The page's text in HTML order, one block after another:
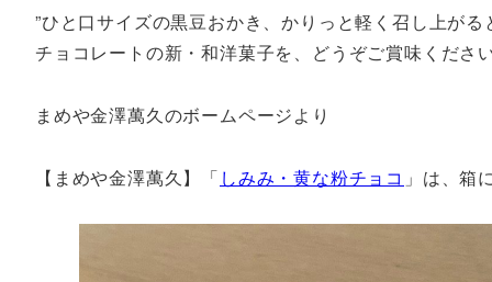
”ひと口サイズの黒豆おかき、かりっと軽く召し上が
チョコレートの新・和洋菓子を、どうぞご賞味くださ
まめや金澤萬久のボームページより
【まめや金澤萬久】「 しみみ・黄な粉チョコ 」は、箱